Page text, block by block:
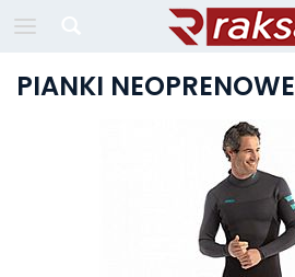
PIANKI NEOPRENOWE